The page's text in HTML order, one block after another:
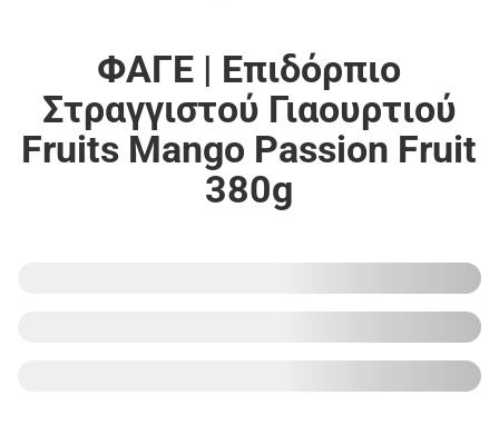
ΦΑΓΕ | Επιδόρπιο
Στραγγιστού Γιαουρτιού
Fruits Mango Passion Fruit
380g